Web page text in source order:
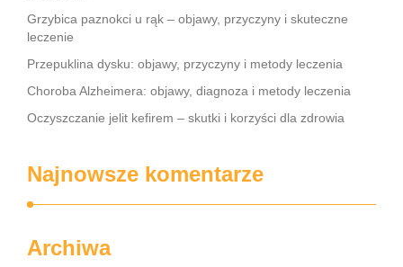
Grzybica paznokci u rąk – objawy, przyczyny i skuteczne
leczenie
Przepuklina dysku: objawy, przyczyny i metody leczenia
Choroba Alzheimera: objawy, diagnoza i metody leczenia
Oczyszczanie jelit kefirem – skutki i korzyści dla zdrowia
Najnowsze komentarze
Archiwa